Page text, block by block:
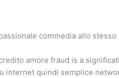
commedia allo stesso
amore fraud is a
internet quindi semplice